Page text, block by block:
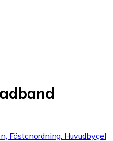
Fästanordning: Huvudbygel